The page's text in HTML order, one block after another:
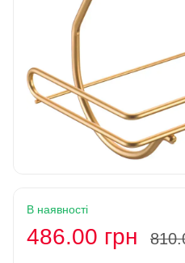
В наявності
486.00 грн